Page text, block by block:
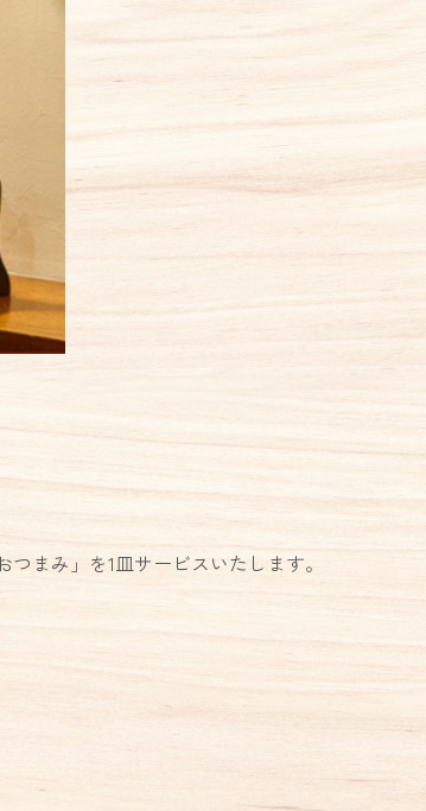
まみ」を1皿サービスいたします。